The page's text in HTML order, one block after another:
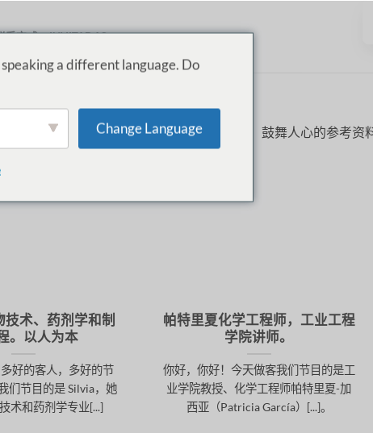
系方式 INVITADAS
存档：T2
工作的真正含义。STEM 职业通过真实的、鼓舞人心的参考资
术、药剂学和制
。以人为本
好的客人，多好的节
们节目的是 Silvia，她
术和药剂学专业[...]
帕特里夏化学工程师，工业工程
学院讲师。
你好，你好！今天做客我们节目的是工
业学院教授、化学工程师帕特里夏-加
西亚（Patricia García）[...]。
a different language. Do
Change Language